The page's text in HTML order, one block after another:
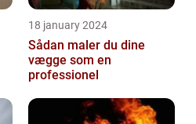
18 january 2024
Sådan maler du dine
vægge som en
professionel